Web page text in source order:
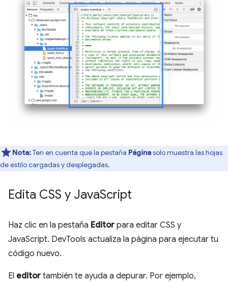
Nota:Ten en cuenta que la pestaña Páginasolo muestra las hojas
de estilo cargadas y desplegadas.
Edita CSS y JavaScript
Haz clic en la pestaña Editor para editar CSS y
JavaScript. DevTools actualiza la página para ejecutar tu
código nuevo.
El editor también te ayuda a depurar. Por ejemplo,